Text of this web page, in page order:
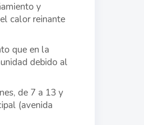
y
calor reinante
que en la
debido al
de 7 a 13 y
(avenida